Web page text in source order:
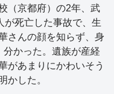
（京都府）の2年、武
が死亡した事故で、生
さんの顔を知らず、身
かった。遺族が産経
があまりにかわいそう
かした。